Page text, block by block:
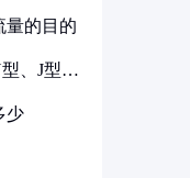
量的目的
、J型、
少